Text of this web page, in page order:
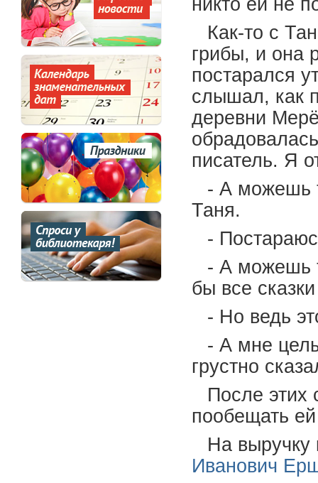
никто ей не
Как-то с
грибы, и она
постарался
слышал, как
деревни
писатель. Я
- А можешь
Таня.
-
- А можешь
бы все
- Но ведь
- А мне
грустно
После этих
пообещать
На
Иванович